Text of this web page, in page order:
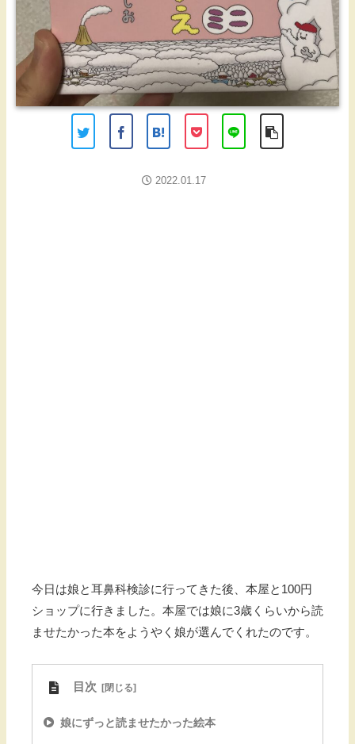
2022.01.17
今日は娘と耳鼻科検診に行ってきた後、本屋と100円
ショップに行きました。本屋では娘に3歳くらいから読
ませたかった本をようやく娘が選んでくれたのです。
目次
娘にずっと読ませたかった絵本